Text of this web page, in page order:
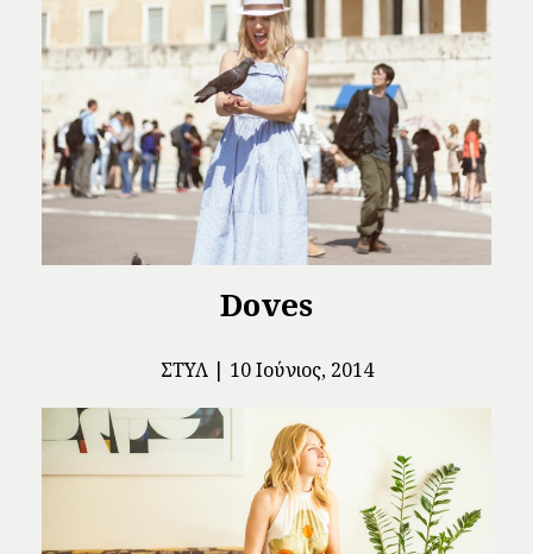
Doves
ΣΤΥΛ 10 Ιούνιος, 2014